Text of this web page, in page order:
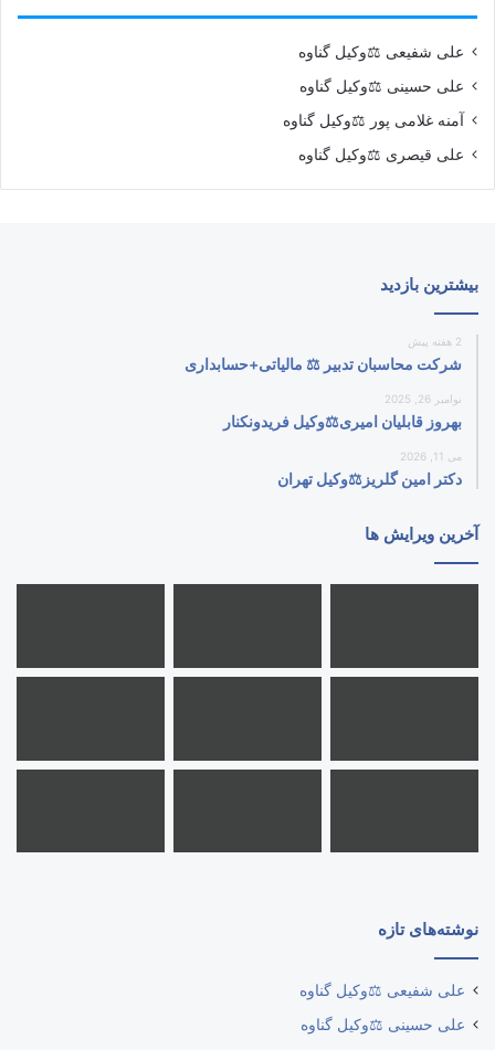
علی شفیعی ⚖️وکیل گناوه
علی حسینی ⚖️وکیل گناوه
آمنه غلامی پور ⚖️وکیل گناوه
علی قیصری ⚖️وکیل گناوه
بیشترین بازدید
2 هفته پیش
شرکت محاسبان تدبیر ⚖️ مالیاتی+حسابداری
نوامبر 26, 2025
بهروز قابلیان امیری⚖️وکیل فریدونکنار
می 11, 2026
دکتر امین گلریز⚖️وکیل تهران
آخرین ویرایش ها
نوشته‌های تازه
علی شفیعی ⚖️وکیل گناوه
علی حسینی ⚖️وکیل گناوه